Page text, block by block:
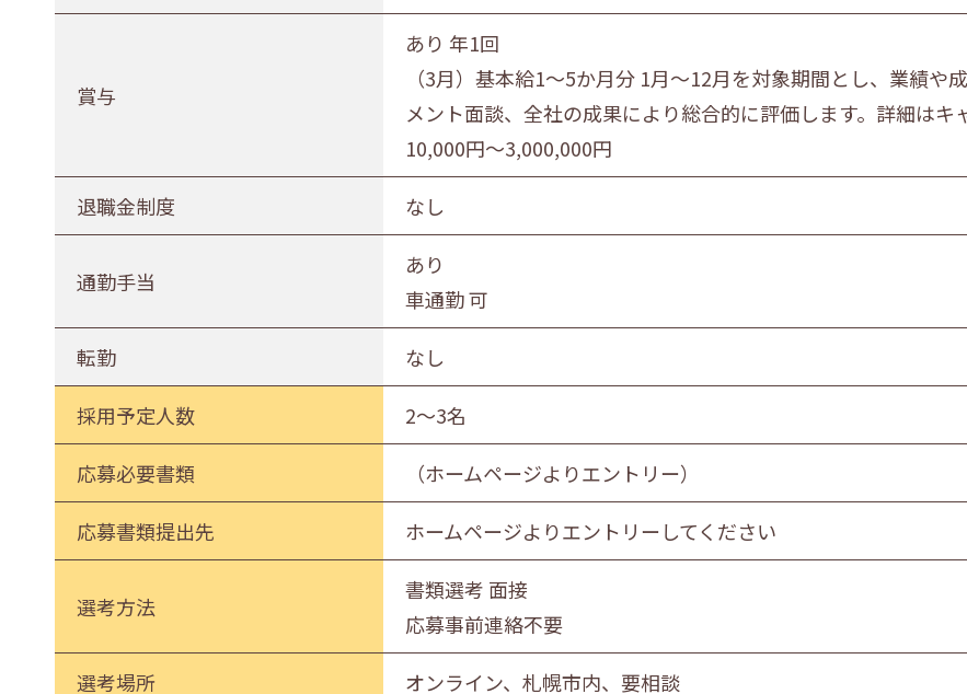
賞与
あり 年1回
（3月）基本給1～5か月分 1月～12月を対象期間とし、業績
メント面談、全社の成果により総合的に評価します。詳細は
10,000円～3,000,000円
退職金制度 なし
通勤手当
あり
車通勤 可
転勤 なし
採用予定人数 2～3名
応募必要書類 （ホームページよりエントリー）
応募書類提出先 ホームページよりエントリーしてください
選考方法
書類選考 面接
応募事前連絡不要
選考場所 オンライン、札幌市内、要相談